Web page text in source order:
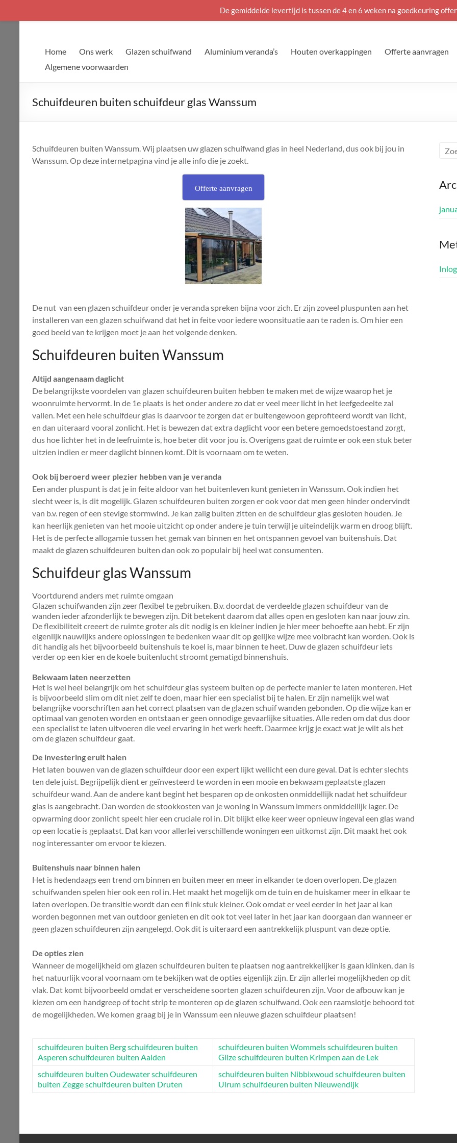
Home Ons werk Glazen schuifwand Aluminium veranda’s Houten overkappingen Offerte aanvragen
Algemene voorwaarden
Schuifdeuren buiten schuifdeur glas Wanssum
Schuifdeuren buiten Wanssum. Wij plaatsen uw glazen schuifwand glas in heel Nederland, dus ook bij jou in
Wanssum. Op deze internetpagina vind je alle info die je zoekt.
Offerte aanvragen
De nut van een glazen schuifdeur onder je veranda spreken bijna voor zich. Er zijn zoveel pluspunten aan het
installeren van een glazen schuifwand dat het in feite voor iedere woonsituatie aan te raden is. Om hier een
goed beeld van te krijgen moet je aan het volgende denken.
Schuifdeuren buiten Wanssum
Altijd aangenaam daglicht
De belangrijkste voordelen van glazen schuifdeuren buiten hebben te maken met de wijze waarop het je
woonruimte hervormt. In de 1e plaats is het onder andere zo dat er veel meer licht in het leefgedeelte zal
vallen. Met een hele schuifdeur glas is daarvoor te zorgen dat er buitengewoon geprofiteerd wordt van licht,
en dan uiteraard vooral zonlicht. Het is bewezen dat extra daglicht voor een betere gemoedstoestand zorgt,
dus hoe lichter het in de leefruimte is, hoe beter dit voor jou is. Overigens gaat de ruimte er ook een stuk beter
uitzien indien er meer daglicht binnen komt. Dit is voornaam om te weten.
Ook bij beroerd weer plezier hebben van je veranda
Een ander pluspunt is dat je in feite aldoor van het buitenleven kunt genieten in Wanssum. Ook indien het
slecht weer is, is dit mogelijk. Glazen schuifdeuren buiten zorgen er ook voor dat men geen hinder ondervindt
van b.v. regen of een stevige stormwind. Je kan zalig buiten zitten en de schuifdeur glas gesloten houden. Je
kan heerlijk genieten van het mooie uitzicht op onder andere je tuin terwijl je uiteindelijk warm en droog blijft.
Het is de perfecte allogamie tussen het gemak van binnen en het ontspannen gevoel van buitenshuis. Dat
maakt de glazen schuifdeuren buiten dan ook zo populair bij heel wat consumenten.
Schuifdeur glas Wanssum
Voortdurend anders met ruimte omgaan
Glazen schuifwanden zijn zeer flexibel te gebruiken. B.v. doordat de verdeelde glazen schuifdeur van de
wanden ieder afzonderlijk te bewegen zijn. Dit betekent daarom dat alles open en gesloten kan naar jouw zin.
De flexibiliteit creeert de ruimte groter als dit nodig is en kleiner indien je hier meer behoefte aan hebt. Er zijn
eigenlijk nauwlijks andere oplossingen te bedenken waar dit op gelijke wijze mee volbracht kan worden. Ook is
dit handig als het bijvoorbeeld buitenshuis te koel is, maar binnen te heet. Duw de glazen schuifdeur iets
verder op een kier en de koele buitenlucht stroomt gematigd binnenshuis.
Bekwaam laten neerzetten
Het is wel heel belangrijk om het schuifdeur glas systeem buiten op de perfecte manier te laten monteren. Het
is bijvoorbeeld slim om dit niet zelf te doen, maar hier een specialist bij te halen. Er zijn namelijk wel wat
belangrijke voorschriften aan het correct plaatsen van de glazen schuif wanden gebonden. Op die wijze kan er
optimaal van genoten worden en ontstaan er geen onnodige gevaarlijke situaties. Alle reden om dat dus door
een specialist te laten uitvoeren die veel ervaring in het werk heeft. Daarmee krijg je exact wat je wilt als het
om de glazen schuifdeur gaat.
De investering eruit halen
Het laten bouwen van de glazen schuifdeur door een expert lijkt wellicht een dure geval. Dat is echter slechts
ten dele juist. Begrijpelijk dient er geïnvesteerd te worden in een mooie en bekwaam geplaatste glazen
schuifdeur wand. Aan de andere kant begint het besparen op de onkosten onmiddellijk nadat het schuifdeur
glas is aangebracht. Dan worden de stookkosten van je woning in Wanssum immers onmiddellijk lager. De
opwarming door zonlicht speelt hier een cruciale rol in. Dit blijkt elke keer weer opnieuw ingeval een glas wand
op een locatie is geplaatst. Dat kan voor allerlei verschillende woningen een uitkomst zijn. Dit maakt het ook
nog interessanter om ervoor te kiezen.
Buitenshuis naar binnen halen
Het is hedendaags een trend om binnen en buiten meer en meer in elkander te doen overlopen. De glazen
schuifwanden spelen hier ook een rol in. Het maakt het mogelijk om de tuin en de huiskamer meer in elkaar te
laten overlopen. De transitie wordt dan een flink stuk kleiner. Ook omdat er veel eerder in het jaar al kan
worden begonnen met van outdoor genieten en dit ook tot veel later in het jaar kan doorgaan dan wanneer er
geen glazen schuifdeuren zijn aangelegd. Ook dit is uiteraard een aantrekkelijk pluspunt van deze optie.
De opties zien
Wanneer de mogelijkheid om glazen schuifdeuren buiten te plaatsen nog aantrekkelijker is gaan klinken, dan is
het natuurlijk vooral voornaam om te bekijken wat de opties eigenlijk zijn. Er zijn allerlei mogelijkheden op dit
vlak. Dat komt bijvoorbeeld omdat er verscheidene soorten glazen schuifdeuren zijn. Voor de afbouw kan je
kiezen om een handgreep of tocht strip te monteren op de glazen schuifwand. Ook een raamslotje behoord tot
de mogelijkheden. We komen graag bij je in Wanssum een nieuwe glazen schuifdeur plaatsen!
schuifdeuren buiten Bergschuifdeuren buiten
Asperen schuifdeuren buiten Aalden
schuifdeuren buiten Wommelsschuifdeuren buiten
Gilzeschuifdeuren buiten Krimpen aan de Lek
schuifdeuren buiten Oudewaterschuifdeuren
buiten Zeggeschuifdeuren buiten Druten
schuifdeuren buiten Nibbixwoud schuifdeuren buiten
Ulrumschuifdeuren buiten Nieuwendijk
De gemiddelde levertijd is tussen de 4 en 6 weken na goedkeuring